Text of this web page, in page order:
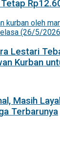
Lestari
Kurban
Masih
Terbarunya